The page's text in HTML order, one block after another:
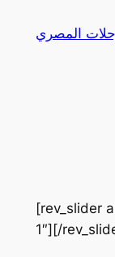
المصري
[rev_slider
1″][/